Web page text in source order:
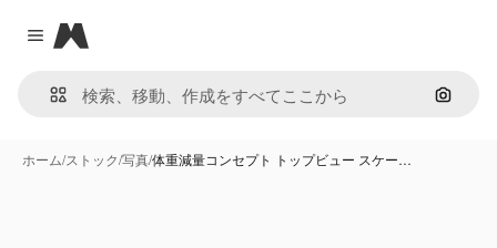
Close menu
Magnific
画像で
ホーム/ストック/写真/体重減量コンセプト トップビュー スケー…